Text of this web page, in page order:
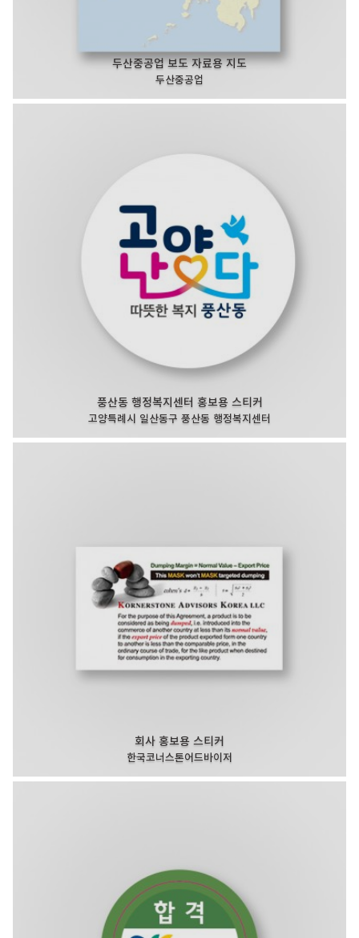
두산중공업 보도 자료용 지도
두산중공업
풍산동 행정복지센터 홍보용 스티커
고양특례시 일산동구 풍산동 행정복지센터
회사 홍보용 스티커
한국코너스톤어드바이저